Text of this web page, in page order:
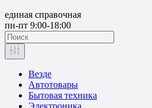
единая справочная
пн-пт 9:00-18:00
Везде
Автотовары
Бытовая техника
Электроника